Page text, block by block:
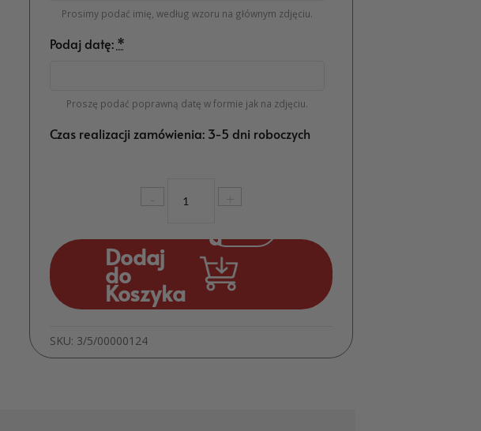
Prosimy podać imię, według wzoru na głównym zdjęciu.
Podaj datę: *
Proszę podać poprawną datę w formie jak na zdjęciu.
Czas realizacji zamówienia: 3-5 dni roboczych
-
Magnes
Podziękowania
Komunia
MD532
+
Dodaj
do
Koszyka
SKU: 3/5/00000124